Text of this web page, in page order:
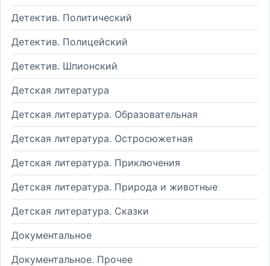
Детектив. Политический
Детектив. Полицейский
Детектив. Шпионский
Детская литература
Детская литература. Образовательная
Детская литература. Остросюжетная
Детская литература. Приключения
Детская литература. Природа и животные
Детская литература. Сказки
Документальное
Документальное. Прочее